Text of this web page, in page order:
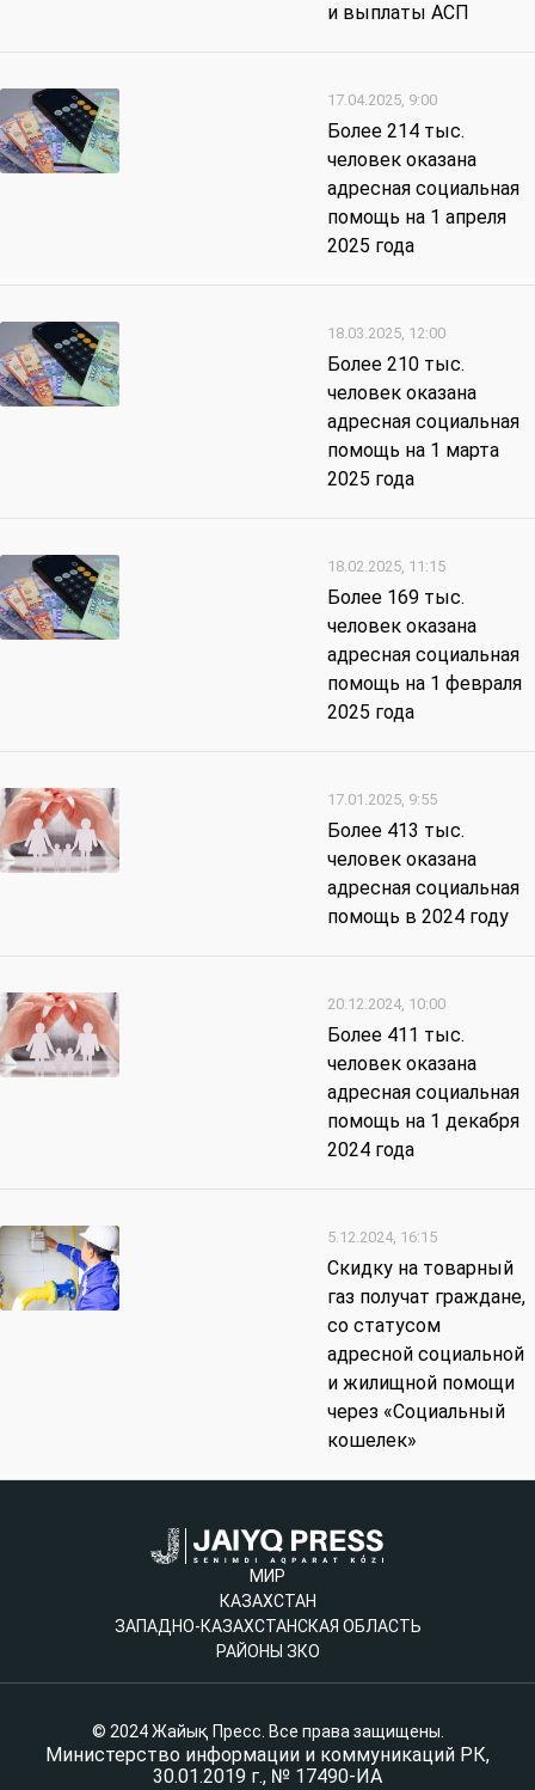
и выплаты АСП
17.04.2025, 9:00
Более 214 тыс.
человек оказана
адресная социальная
помощь на 1 апреля
2025 года
18.03.2025, 12:00
Более 210 тыс.
человек оказана
адресная социальная
помощь на 1 марта
2025 года
18.02.2025, 11:15
Более 169 тыс.
человек оказана
адресная социальная
помощь на 1 февраля
2025 года
17.01.2025, 9:55
Более 413 тыс.
человек оказана
адресная социальная
помощь в 2024 году
20.12.2024, 10:00
Более 411 тыс.
человек оказана
адресная социальная
помощь на 1 декабря
2024 года
5.12.2024, 16:15
Скидку на товарный
газ получат граждане,
со статусом
адресной социальной
и жилищной помощи
через «Социальный
кошелек»
МИР
КАЗАХСТАН
ЗАПАДНО-КАЗАХСТАНСКАЯ ОБЛАСТЬ
РАЙОНЫ ЗКО
© 2024 Жайық Пресс. Все права защищены.
Министерство информации и коммуникаций РК,
30.01.2019 г., № 17490-ИА